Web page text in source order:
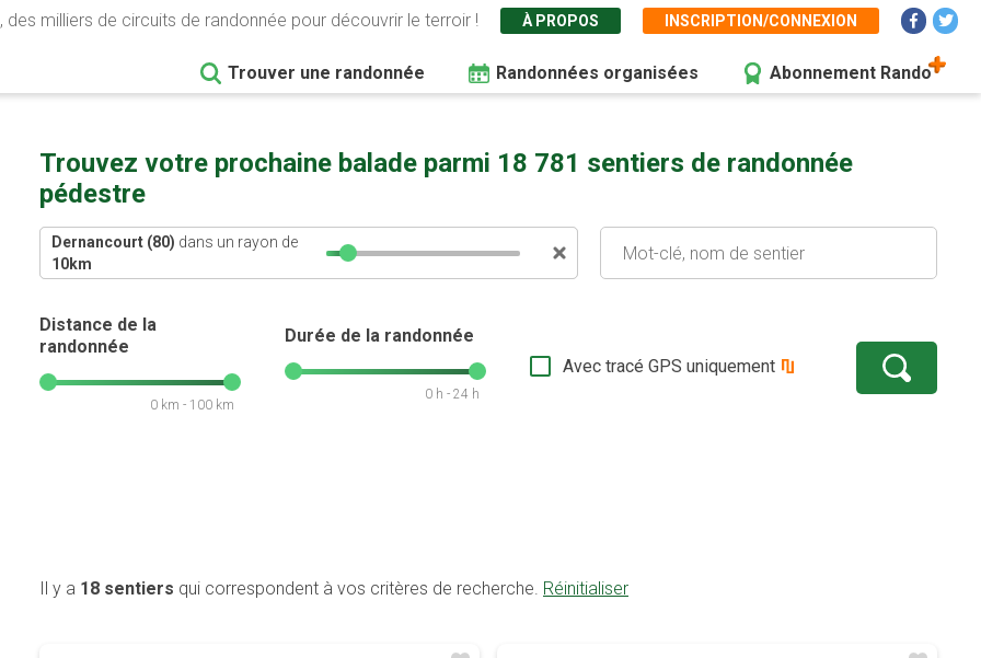
des milliers de circuits de randonnée pour découvrir le terroir ! À PROPOS INSCRIPTION/CONNEXION
Trouver une randonnée Randonnées organisées Abonnement Rando
Trouvez votre prochaine balade parmi 18 781 sentiers de randonnée
pédestre
Dernancourt (80) dans un rayon de
10km
Distance de la
randonnée
0 km - 100 km
Durée de la randonnée
0 h - 24 h
Avec tracé GPS uniquement
Il y a 18 sentiers qui correspondent à vos critères de recherche. Réinitialiser